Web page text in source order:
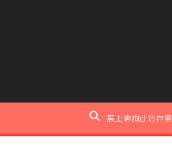
馬上查詢此貨存量